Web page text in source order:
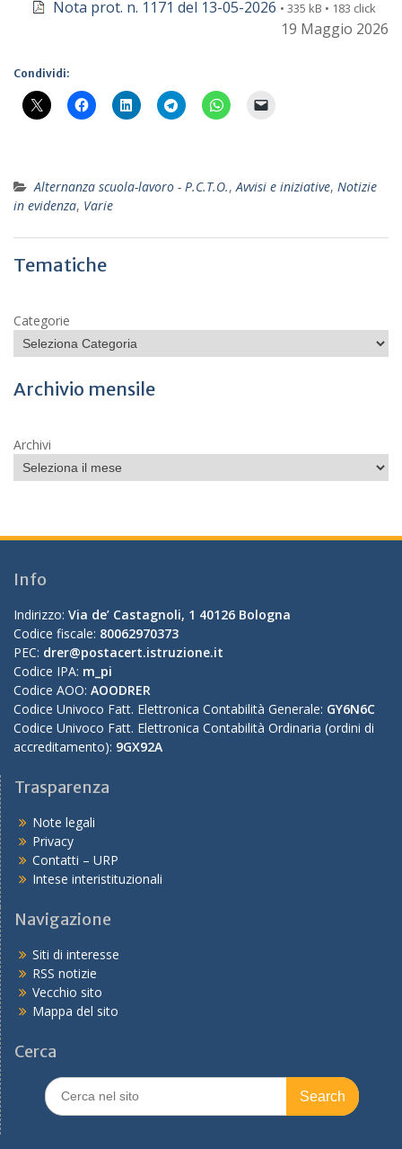
Nota prot. n. 1171 del 13-05-2026 • 335 kB • 183 click
19 Maggio 2026
Condividi:
Alternanza scuola-lavoro - P.C.T.O.,Avvisi e iniziative, Notizie
in evidenza, Varie
Tematiche
Categorie
Archivio mensile
Archivi
Info
Indirizzo: Via de’ Castagnoli, 1 40126 Bologna
Codice fiscale: 80062970373
PEC: drer@postacert.istruzione.it
Codice IPA: m_pi
Codice AOO: AOODRER
Codice Univoco Fatt. Elettronica Contabilità Generale: GY6N6C
Codice Univoco Fatt. Elettronica Contabilità Ordinaria (ordini di
accreditamento): 9GX92A
Trasparenza
Note legali
Privacy
Contatti – URP
Intese interistituzionali
Navigazione
Siti di interesse
RSS notizie
Vecchio sito
Mappa del sito
Cerca
Search
for: